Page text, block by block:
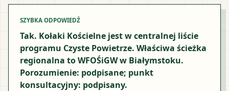
SZYBKA ODPOWIEDŹ
Tak. Kołaki Kościelne jest w centralnej liście
programu Czyste Powietrze. Właściwa ścieżka
regionalna to WFOŚiGW w Białymstoku.
Porozumienie: podpisane; punkt
konsultacyjny: podpisany.